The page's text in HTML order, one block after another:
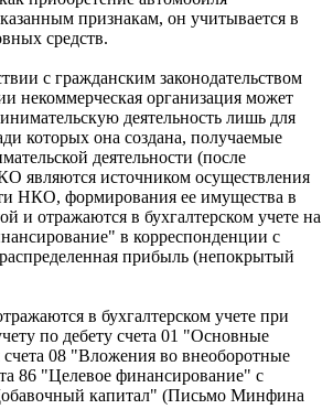
признакам, он учитывается в
средств.
с гражданским законодательством
некоммерческая организация может
деятельность лишь для
которых она создана, получаемые
деятельности (после
являются источником осуществления
НКО, формирования ее имущества в
и отражаются в бухгалтерском учете на
в корреспонденции с
прибыль (непокрытый
в бухгалтерском учете при
по дебету счета 01 "Основные
счета 08 "Вложения во внеоборотные
86 "Целевое финансирование" с
капитал" (Письмо Минфина